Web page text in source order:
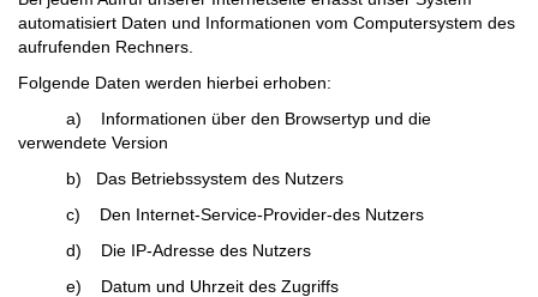
automatisiert Daten und Informationen vom Computersystem des
aufrufenden Rechners.
Folgende Daten werden hierbei erhoben:
a) Informationen über den Browsertyp und die
verwendete Version
b) Das Betriebssystem des Nutzers
c) Den Internet-Service-Provider-des Nutzers
d) Die IP-Adresse des Nutzers
e) Datum und Uhrzeit des Zugriffs